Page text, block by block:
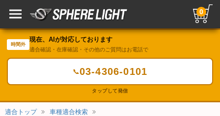
0
時間外
現在、AIが対応しております
適合確認・在庫確認・その他のご質問はお電話で
📞03-4306-0101
タップして発信
適合トップ 車種適合検索